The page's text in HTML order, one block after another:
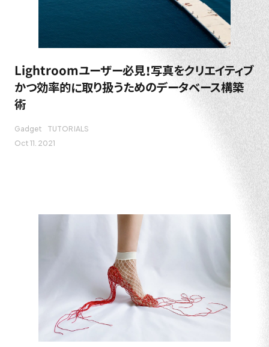
Lightroomユーザー必見！写真をクリエイティブ
かつ効率的に取り扱うためのデータベース構築
術
Gadget
TUTORIALS
Oct 11. 2021